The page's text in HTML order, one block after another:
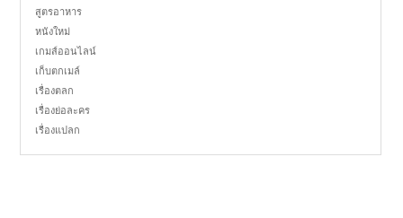
สูตรอาหาร
หนังใหม่
เกมส์ออนไลน์
เก็บตกเมล์
เรื่องตลก
เรื่องย่อละคร
เรื่องแปลก